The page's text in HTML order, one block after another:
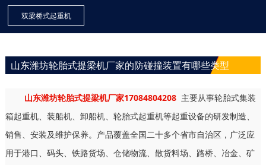
双梁桥式起重机
山东潍坊轮胎式提梁机厂家的防碰撞装置有哪些类型
山东潍坊轮胎式提梁机厂家17084804208 主要从事轮胎式集装
箱起重机、装船机、卸船机、轮胎式起重机等起重设备的研发制造、
销售、安装及维护保养。产品覆盖全国二十多个省市自治区，广泛应
用于港口、码头、铁路货场、仓储物流、散货料场、路桥、冶金、矿